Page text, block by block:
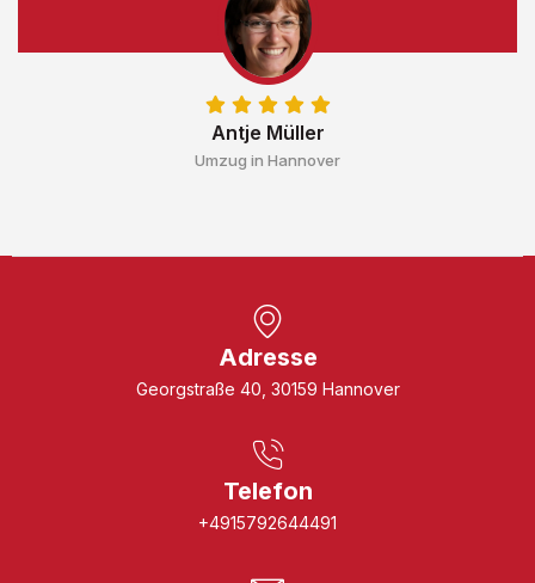
Antje Müller
Umzug in Hannover
Adresse
Georgstraße 40, 30159 Hannover
Telefon
+4915792644491